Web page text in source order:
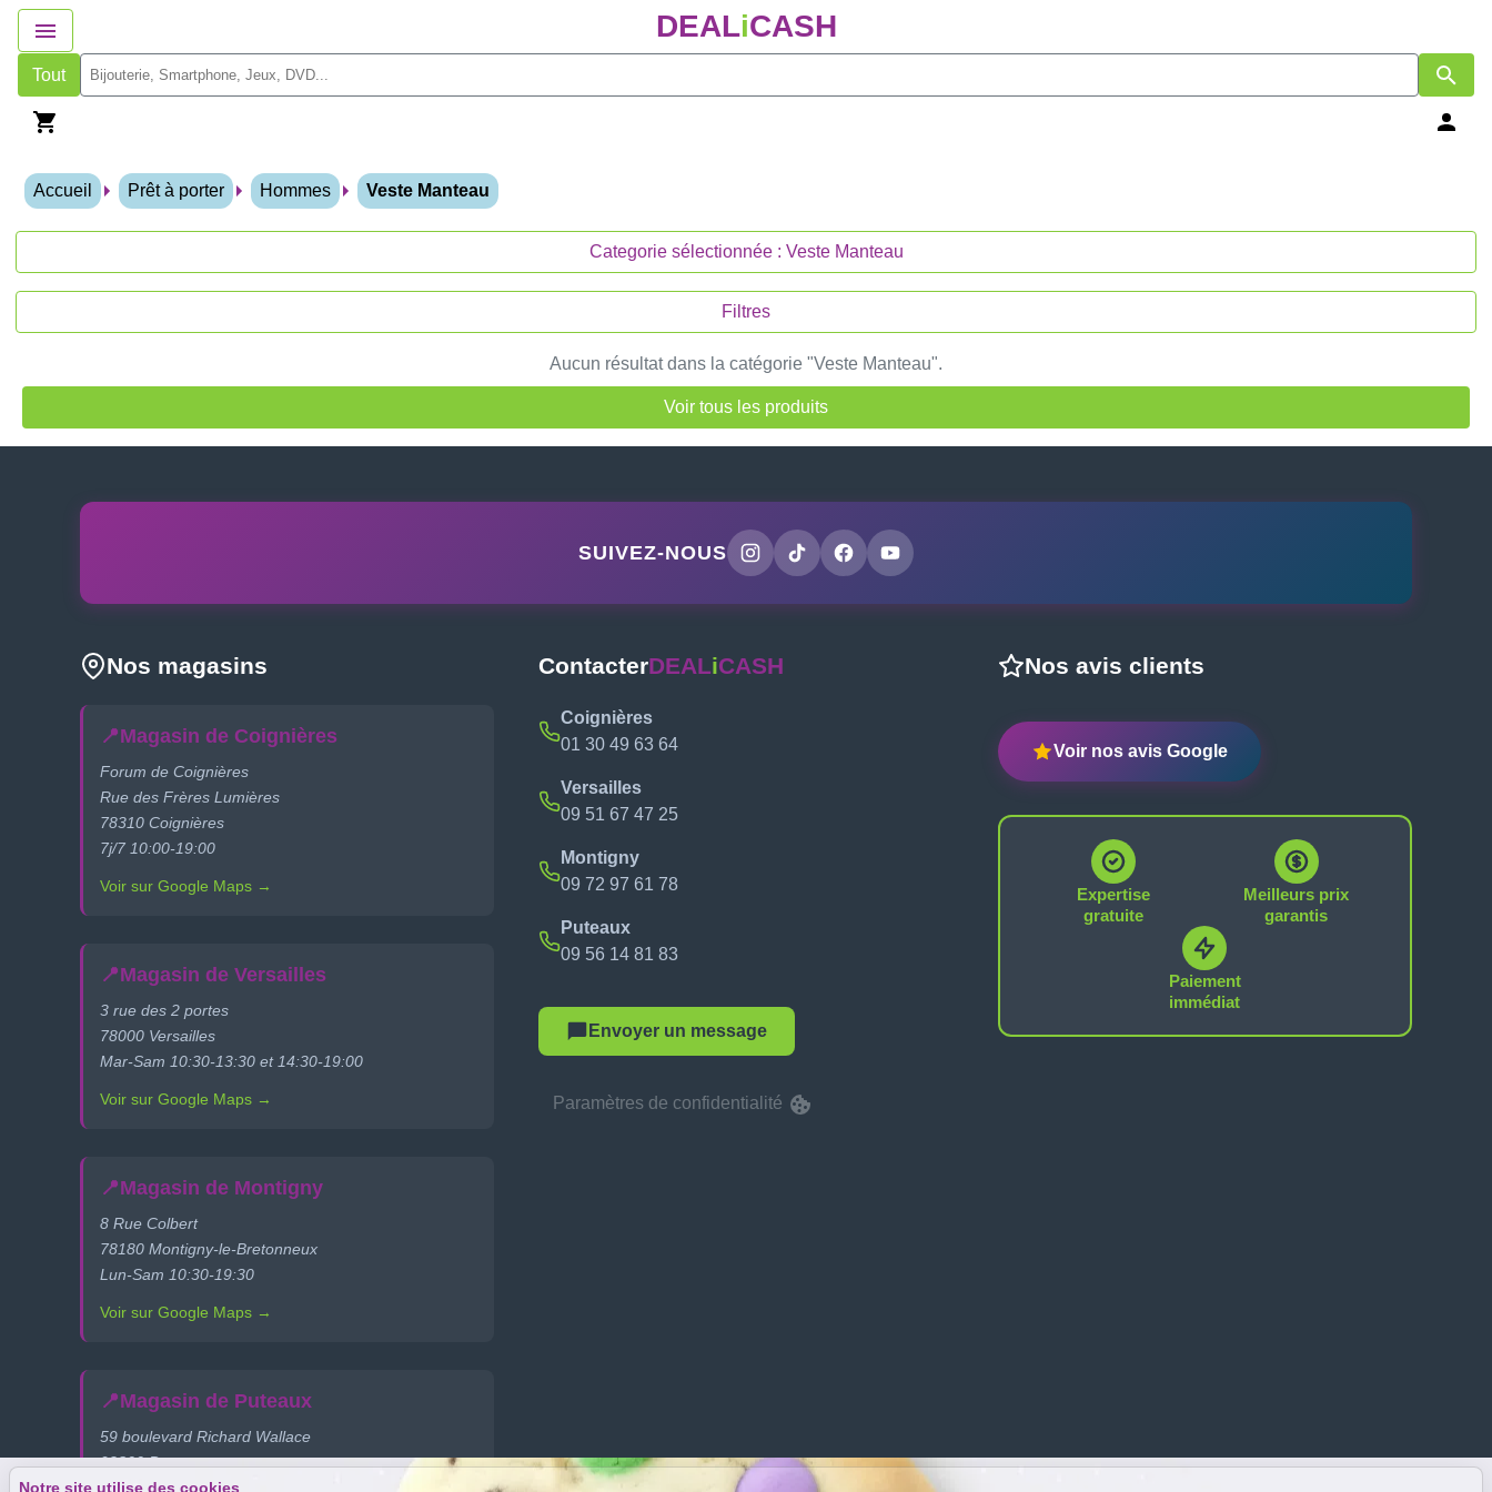
DEALiCASH
Tout
Notre site utilise des cookies
Accueil Prêt à porter Hommes Veste Manteau
Categorie sélectionnée : Veste Manteau
Filtres
Aucun résultat dans la catégorie "Veste Manteau".
Voir tous les produits
SUIVEZ-NOUS
Nos magasins
📍Magasin de Coignières
Forum de Coignières
Rue des Frères Lumières
78310 Coignières
7j/7 10:00-19:00
Voir sur Google Maps →
📍Magasin de Versailles
3 rue des 2 portes
78000 Versailles
Mar-Sam 10:30-13:30 et 14:30-19:00
Voir sur Google Maps →
📍Magasin de Montigny
8 Rue Colbert
78180 Montigny-le-Bretonneux
Lun-Sam 10:30-19:30
Voir sur Google Maps →
📍Magasin de Puteaux
59 boulevard Richard Wallace
92800 Puteaux
Mar-Sam 10:30-19:00
ContacterDEALiCASH
Coignières
01 30 49 63 64
Versailles
09 51 67 47 25
Montigny
09 72 97 61 78
Puteaux
09 56 14 81 83
Envoyer un message
Paramètres de confidentialité
Nos avis clients
Voir nos avis Google
Expertise
gratuite
Meilleurs prix
garantis
Paiement
immédiat